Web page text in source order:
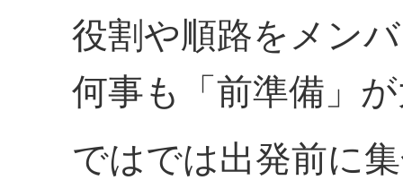
役割や順路をメン
何事も「前準備」
ではでは出発前に